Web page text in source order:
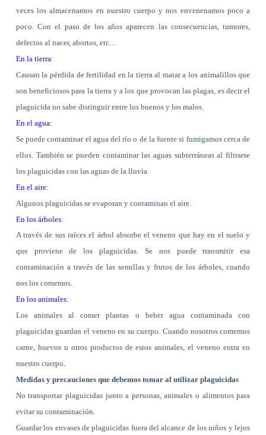
veces los almacenamos en nuestro cuerpo y nos envenenamos poco a
poco. Con el paso de los años aparecen las consecuencias, tumores,
defectos al nacer, abortos, etc…
En la tierra:
Causan la pérdida de fertilidad en la tierra al matar a los animalillos que
son beneficiosos para la tierra y a los que provocan las plagas, es decir el
plaguicida no sabe distinguir entre los buenos y los malos.
En el agua:
Se puede contaminar el agua del río o de la fuente si fumigamos cerca de
ellos. También se pueden contaminar las aguas subterráneas al filtrarse
los plaguicidas con las aguas de la lluvia.
En el aire:
Algunos plaguicidas se evaporan y contaminan el aire.
En los árboles:
A través de sus raíces el árbol absorbe el veneno que hay en el suelo y
que proviene de los plaguicidas. Se nos puede transmitir esa
contaminación a través de las semillas y frutos de los árboles, cuando
nos los comemos.
En los animales:
Los animales al comer plantas o beber agua contaminada con
plaguicidas guardan el veneno en su cuerpo. Cuando nosotros comemos
carne, huevos u otros productos de estos animales, el veneno entra en
nuestro cuerpo.
Medidas y precauciones que debemos tomar al utilizar plaguicidas
No transportar plaguicidas junto a personas, animales o alimentos para
evitar su contaminación.
Guardar los envases de plaguicidas fuera del alcance de los niños y lejos